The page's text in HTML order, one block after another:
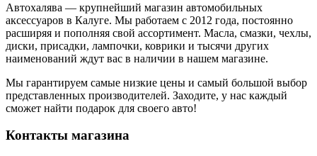
Автохалява — крупнейший магазин автомобильных
аксессуаров в Калуге. Мы работаем с 2012 года, постоянно
расширяя и пополняя свой ассортимент. Масла, смазки, чехлы,
диски, присадки, лампочки, коврики и тысячи других
наименований ждут вас в наличии в нашем магазине.
Мы гарантируем самые низкие цены и самый большой выбор
представленных производителей. Заходите, у нас каждый
сможет найти подарок для своего авто!
Контакты магазина